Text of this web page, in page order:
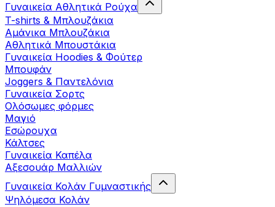
Γυναικεία Αθλητικά Ρούχα
T-shirts & Μπλουζάκια
Αμάνικα Μπλουζάκια
Aθλητικά Μπουστάκια
Γυναικεία Hoodies & Φούτερ
Μπουφάν
Joggers & Παντελόνια
Γυναικεία Σορτς
Ολόσωμες φόρμες
Μαγιό
Εσώρουχα
Κάλτσες
Γυναικεία Καπέλα
Αξεσουάρ Μαλλιών
Γυναικεία Κολάν Γυμναστικής
Ψηλόμεσα Κολάν